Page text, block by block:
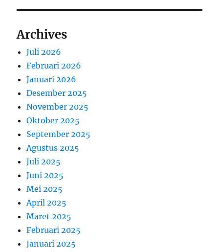
Archives
Juli 2026
Februari 2026
Januari 2026
Desember 2025
November 2025
Oktober 2025
September 2025
Agustus 2025
Juli 2025
Juni 2025
Mei 2025
April 2025
Maret 2025
Februari 2025
Januari 2025